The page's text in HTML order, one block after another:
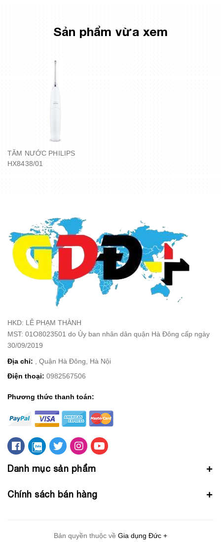
Sản phẩm vừa xem
TĂM NƯỚC PHILIPS
HX8438/01
HKD: LÊ PHẠM THÀNH
MST: 01O8023501 do Ủy ban nhân dân quận Hà Đông cấp ngày
30/09/2019
Địa chỉ: , Quận Hà Đông, Hà Nội
Điện thoại: 0982567506
Phương thức thanh toán:
Danh mục sản phẩm
Chính sách bán hàng
Bản quyền thuộc về Gia dụng Đức +